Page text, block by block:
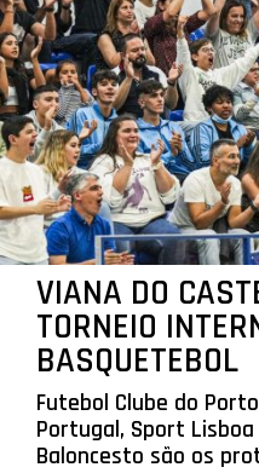
VIANA DO
TORNEIO
BASQUETEBOL
Futebol Clube do
Portugal, Sport
Baloncesto são os